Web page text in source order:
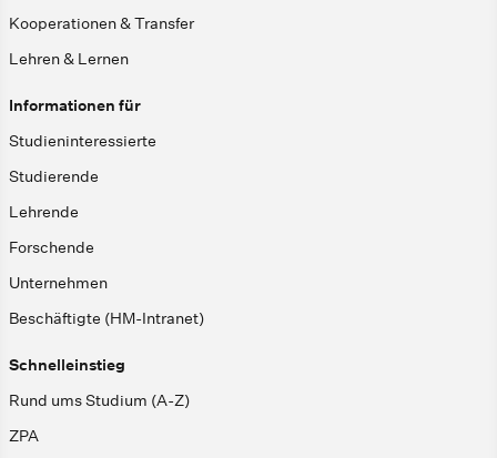
Kooperationen & Transfer
Lehren & Lernen
Informationen für
Studieninteressierte
Studierende
Lehrende
Forschende
Unternehmen
Beschäftigte (HM-Intranet)
Schnelleinstieg
Rund ums Studium (A-Z)
ZPA